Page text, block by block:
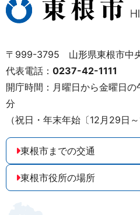
〒999-3795 山形県東根市中
代表電話： 0237-42-1111
開庁時間：月曜日から金曜日
分
（祝日・年末年始〔12月29日
東根市までの交通
東根市役所の場所